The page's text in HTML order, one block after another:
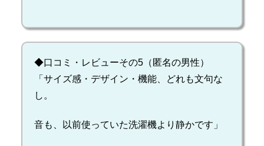
◆口コミ・レビューその5（匿名の男性）
「サイズ感・デザイン・機能、どれも文句な
し。
音も、以前使っていた洗濯機より静かです」